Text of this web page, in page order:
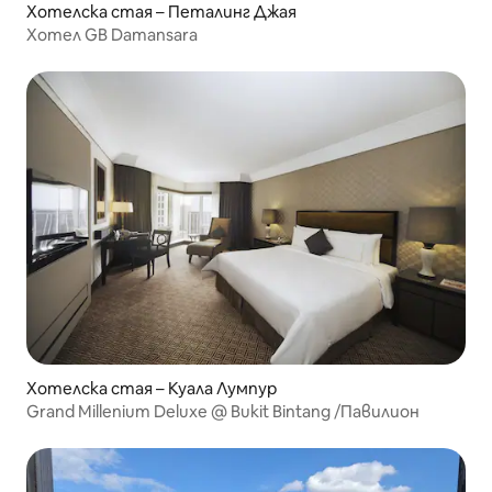
Хотелска стая – Петалинг Джая
Хотел GB Damansara
Хотелска стая – Куала Лумпур
Grand Millenium Deluxe @ Bukit Bintang /Павилион